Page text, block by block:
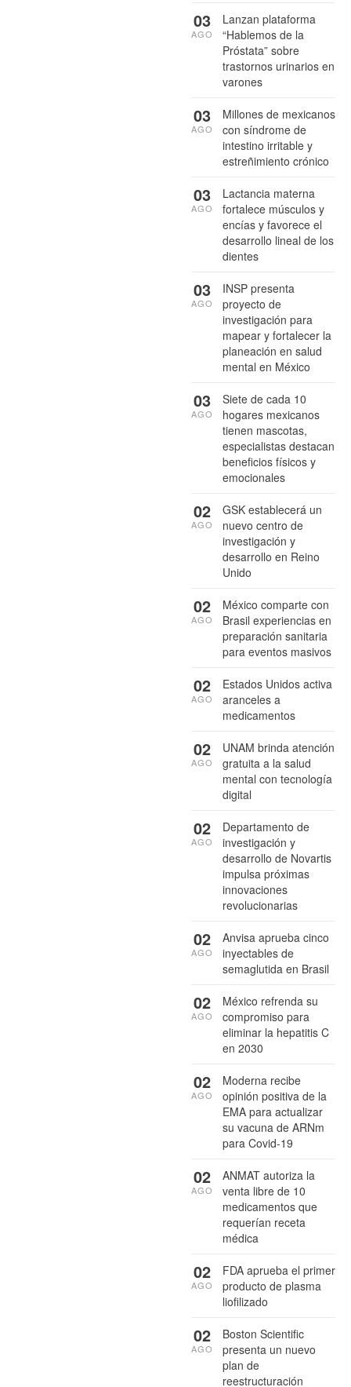
Lanzan plataforma
“Hablemos de la
Próstata” sobre
trastornos urinarios en
varones
03
AGO
Millones de mexicanos
con síndrome de
intestino irritable y
estreñimiento crónico
03
AGO
Lactancia materna
fortalece músculos y
encías y favorece el
desarrollo lineal de los
dientes
03
AGO
INSP presenta
proyecto de
investigación para
mapear y fortalecer la
planeación en salud
mental en México
03
AGO
Siete de cada 10
hogares mexicanos
tienen mascotas,
especialistas destacan
beneficios físicos y
emocionales
03
AGO
GSK establecerá un
nuevo centro de
investigación y
desarrollo en Reino
Unido
02
AGO
México comparte con
Brasil experiencias en
preparación sanitaria
para eventos masivos
02
AGO
Estados Unidos activa
aranceles a
medicamentos
02
AGO
UNAM brinda atención
gratuita a la salud
mental con tecnología
digital
02
AGO
Departamento de
investigación y
desarrollo de Novartis
impulsa próximas
innovaciones
revolucionarias
02
AGO
Anvisa aprueba cinco
inyectables de
semaglutida en Brasil
02
AGO
México refrenda su
compromiso para
eliminar la hepatitis C
en 2030
02
AGO
Moderna recibe
opinión positiva de la
EMA para actualizar
su vacuna de ARNm
para Covid-19
02
AGO
ANMAT autoriza la
venta libre de 10
medicamentos que
requerían receta
médica
02
AGO
FDA aprueba el primer
producto de plasma
liofilizado
02
AGO
Boston Scientific
presenta un nuevo
plan de
reestructuración
02
AGO